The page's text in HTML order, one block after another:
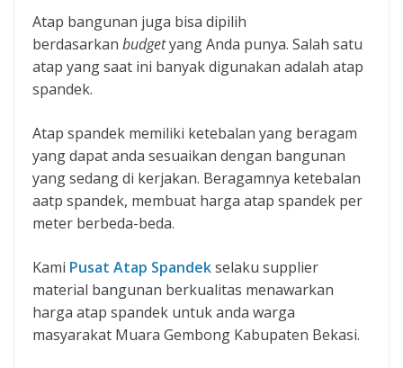
Atap bangunan juga bisa dipilih
berdasarkan budgetyang Anda punya. Salah satu
atap yang saat ini banyak digunakan adalah atap
spandek.
Atap spandek memiliki ketebalan yang beragam
yang dapat anda sesuaikan dengan bangunan
yang sedang di kerjakan. Beragamnya ketebalan
aatp spandek, membuat harga atap spandek per
meter berbeda-beda.
Kami Pusat Atap Spandekselaku supplier
material bangunan berkualitas menawarkan
harga atap spandek untuk anda warga
masyarakat Muara Gembong Kabupaten Bekasi.